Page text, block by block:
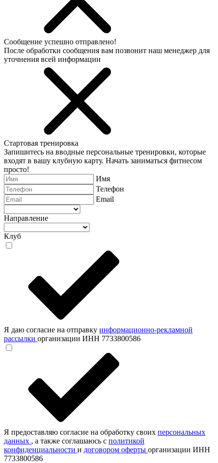
Сообщение успешно отправлено!
После обработки сообщения вам позвонит наш менеджер для
уточнения всей информации
Стартовая тренировка
Запишитесь на вводные персональные тренировки, которые
входят в вашу клубную карту. Начать заниматься фитнесом
просто!
Имя
Телефон
Email
Направление
Клуб
Я даю согласие на отправку информационно-рекламной
рассылки организации ИНН 7733800586
Я предоставляю согласие на обработку своих персональных
данных , а также соглашаюсь с политикой
конфиденциальности и договором оферты организации ИНН
7733800586